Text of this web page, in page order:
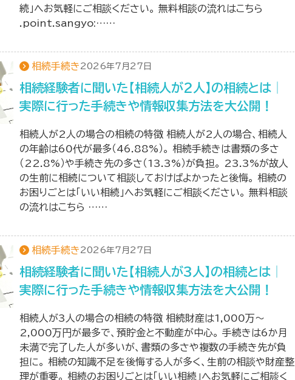
続」へお気軽にご相談ください。 無料相談の流れはこちら
.point.sangyo:……
相続手続き 2026年7月27日
相続経験者に聞いた【相続人が2人】の相続とは│
実際に行った手続きや情報収集方法を大公開！
相続人が2人の場合の相続の特徴 相続人が2人の場合、相続人
の年齢は60代が最多（46.88%）。 相続手続きは書類の多さ
（22.8%）や手続き先の多さ（13.3%）が負担。 23.3%が故人
の生前に相続について相談しておけばよかったと後悔。 相続の
お困りごとは「いい相続」へお気軽にご相談ください。 無料相談
の流れはこちら ……
相続手続き 2026年7月27日
相続経験者に聞いた【相続人が3人】の相続とは│
実際に行った手続きや情報収集方法を大公開！
相続人が3人の場合の相続の特徴 相続財産は1,000万～
2,000万円が最多で、預貯金と不動産が中心。 手続きは6か月
未満で完了した人が多いが、書類の多さや複数の手続き先が負
担に。 相続の知識不足を後悔する人が多く、生前の相談や財産整
理が重要。 相続のお困りごとは「いい相続」へお気軽にご相談く